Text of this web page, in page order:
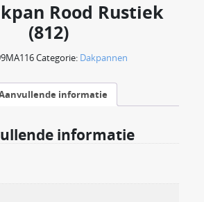
Rood Rustiek
(812)
Categorie: Dakpannen
informatie
informatie